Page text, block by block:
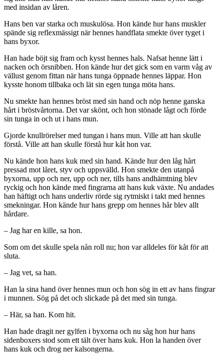
med insidan av låren.
Hans ben var starka och muskulösa. Hon kände hur hans muskler
spände sig reflexmässigt när hennes handflata smekte över tyget i
hans byxor.
Han hade böjt sig fram och kysst hennes hals. Nafsat henne lätt i
nacken och örsnibben. Hon kände hur det gick som en varm våg av
vällust genom fittan när hans tunga öppnade hennes läppar. Hon
kysste honom tillbaka och lät sin egen tunga möta hans.
Nu smekte han hennes bröst med sin hand och nöp henne ganska
hårt i bröstvårtorna. Det var skönt, och hon stönade lågt och förde
sin tunga in och ut i hans mun.
Gjorde knullrörelser med tungan i hans mun. Ville att han skulle
förstå. Ville att han skulle förstå hur kåt hon var.
Nu kände hon hans kuk med sin hand. Kände hur den låg hårt
pressad mot låret, styv och uppsvälld. Hon smekte den utanpå
byxorna, upp och ner, upp och ner, tills hans andhämtning blev
ryckig och hon kände med fingrarna att hans kuk växte. Nu andades
han häftigt och hans underliv rörde sig rytmiskt i takt med hennes
smekningar. Hon kände hur hans grepp om hennes hår blev allt
hårdare.
– Jag har en kille, sa hon.
Som om det skulle spela nån roll nu; hon var alldeles för kåt för att
sluta.
– Jag vet, sa han.
Han la sina hand över hennes mun och hon sög in ett av hans fingrar
i munnen. Sög på det och slickade på det med sin tunga.
– Här, sa han. Kom hit.
Han hade dragit ner gylfen i byxorna och nu såg hon hur hans
sidenboxers stod som ett tält över hans kuk. Hon la handen över
hans kuk och drog ner kalsongerna.